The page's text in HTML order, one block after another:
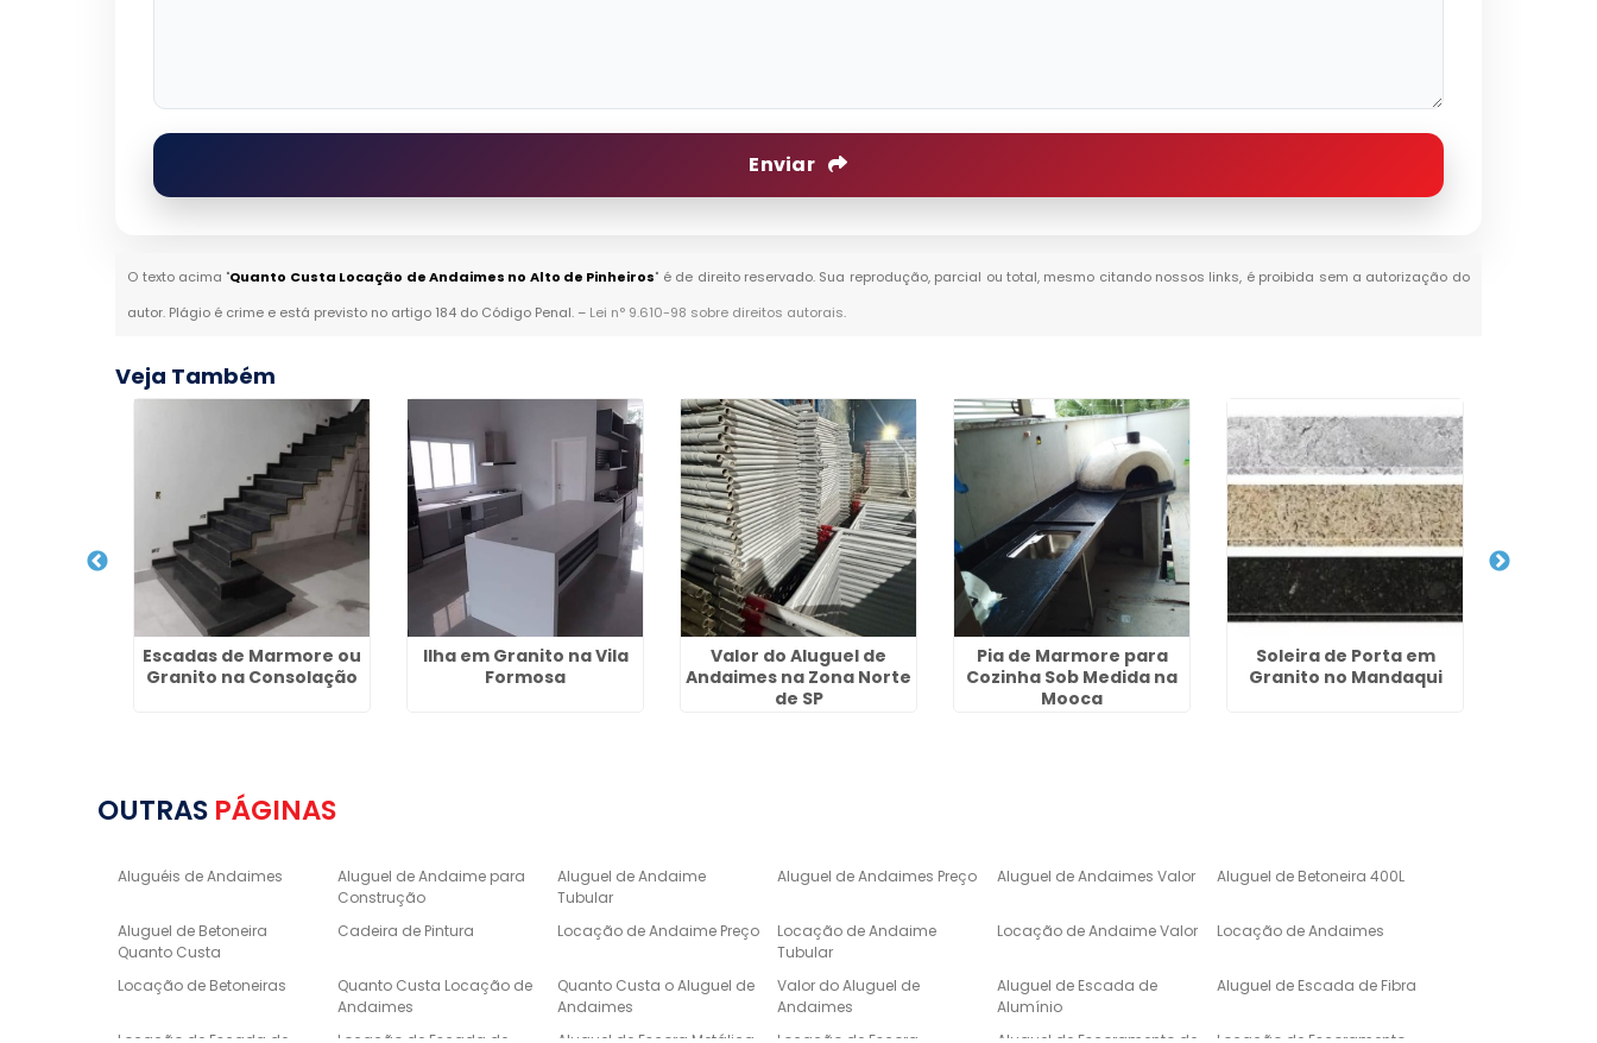
Enviar
O texto acima "Quanto Custa Locação de Andaimes no Alto de Pinheiros" é de direito reservado. Sua reprodução, parcial ou total, mesmo citando nossos links, é proibida sem a autorização do
autor. Plágio é crime e está previsto no artigo 184 do Código Penal. – Lei n° 9.610-98 sobre direitos autorais.
Veja Também
Escadas de Marmore ou
Granito na Consolação
Ilha em Granito na Vila
Formosa
Valor do Aluguel de
Andaimes na Zona Norte
de SP
Pia de Marmore para
Cozinha Sob Medida na
Mooca
Soleira de Porta em
Granito no Mandaqui
OUTRAS PÁGINAS
Aluguéis de Andaimes
Aluguel de Andaime para
Construção
Aluguel de Andaime
Tubular
Aluguel de Andaimes Preço Aluguel de Andaimes Valor Aluguel de Betoneira 400L
Aluguel de Betoneira
Quanto Custa
Cadeira de Pintura Locação de Andaime Preço
Locação de Andaime
Tubular
Locação de Andaime Valor Locação de Andaimes
Locação de Betoneiras
Quanto Custa Locação de
Andaimes
Quanto Custa o Aluguel de
Andaimes
Valor do Aluguel de
Andaimes
Aluguel de Escada de
Alumínio
Aluguel de Escada de Fibra